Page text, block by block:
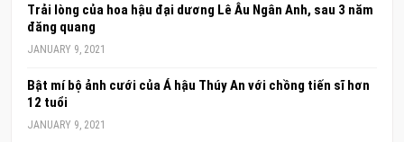
Trải lòng của hoa hậu đại dương Lê Âu Ngân Anh, sau 3 năm
đăng quang
JANUARY 9, 2021
Bật mí bộ ảnh cưới của Á hậu Thúy An với chồng tiến sĩ hơn
12 tuổi
JANUARY 9, 2021